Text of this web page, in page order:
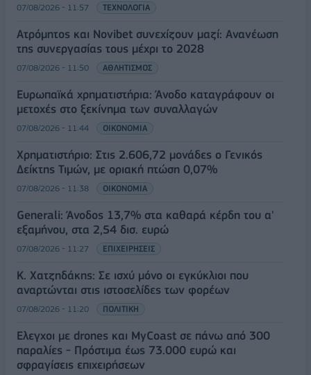
07/08/2026 - 11:57 ΤΕΧΝΟΛΟΓΙΑ
Ατρόμητος και Novibet συνεχίζουν μαζί: Ανανέωση
της συνεργασίας τους μέχρι το 2028
07/08/2026 - 11:50 ΑΘΛΗΤΙΣΜΟΣ
Ευρωπαϊκά χρηματιστήρια: Άνοδο καταγράφουν οι
μετοχές στο ξεκίνημα των συναλλαγών
07/08/2026 - 11:44 ΟΙΚΟΝΟΜΙΑ
Χρηματιστήριο: Στις 2.606,72 μονάδες ο Γενικός
Δείκτης Τιμών, με οριακή πτώση 0,07%
07/08/2026 - 11:38 ΟΙΚΟΝΟΜΙΑ
Generali: Άνοδος 13,7% στα καθαρά κέρδη του α'
εξαμήνου, στα 2,54 δισ. ευρώ
07/08/2026 - 11:27 ΕΠΙΧΕΙΡΗΣΕΙΣ
Κ. Χατζηδάκης: Σε ισχύ μόνο οι εγκύκλιοι που
αναρτώνται στις ιστοσελίδες των φορέων
07/08/2026 - 11:20 ΠΟΛΙΤΙΚΗ
Έλεγχοι με drones και MyCoast σε πάνω από 300
παραλίες - Πρόστιμα έως 73.000 ευρώ και
σφραγίσεις επιχειρήσεων